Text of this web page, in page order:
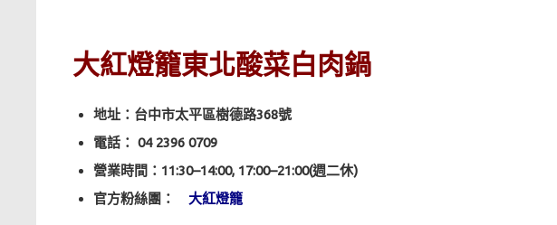
大紅燈籠東北酸菜白肉鍋
地址：台中市太平區樹德路368號
電話： 04 2396 0709
營業時間：11:30–14:00, 17:00–21:00(週二休)
官方粉絲團： 大紅燈籠